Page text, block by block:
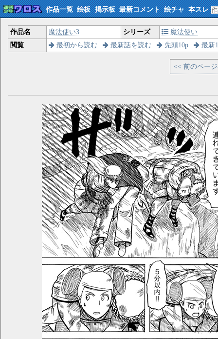
作品一覧 絵板 掲示板 最新コメント 絵チャ 本スレ
作品名 魔法使い3 シリーズ
魔法使い
閲覧
最初から読む 最新話を読む 先頭10p 最新
<< 前のペー